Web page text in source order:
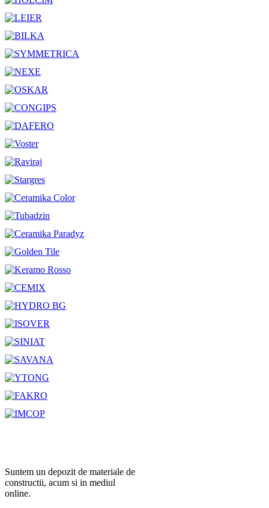
Suntem un depozit de materiale de
constructii, acum si in mediul
online.